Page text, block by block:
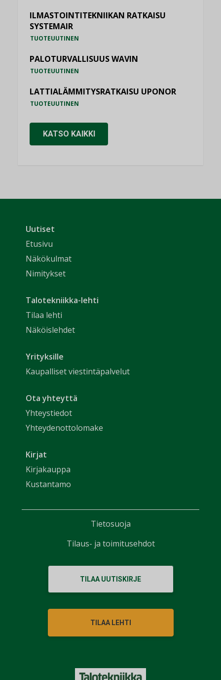
ILMASTOINTITEKNIIKAN RATKAISU
SYSTEMAIR
TUOTEUUTINEN
PALOTURVALLISUUS WAVIN
TUOTEUUTINEN
LATTIALÄMMITYSRATKAISU UPONOR
TUOTEUUTINEN
KATSO KAIKKI
Uutiset
Etusivu
Näkökulmat
Nimitykset
Talotekniikka-lehti
Tilaa lehti
Näköislehdet
Yrityksille
Kaupalliset viestintäpalvelut
Ota yhteyttä
Yhteystiedot
Yhteydenottolomake
Kirjat
Kirjakauppa
Kustantamo
TILAA UUTISKIRJE
TILAA LEHTI
Tietosuoja
Tilaus- ja toimitusehdot